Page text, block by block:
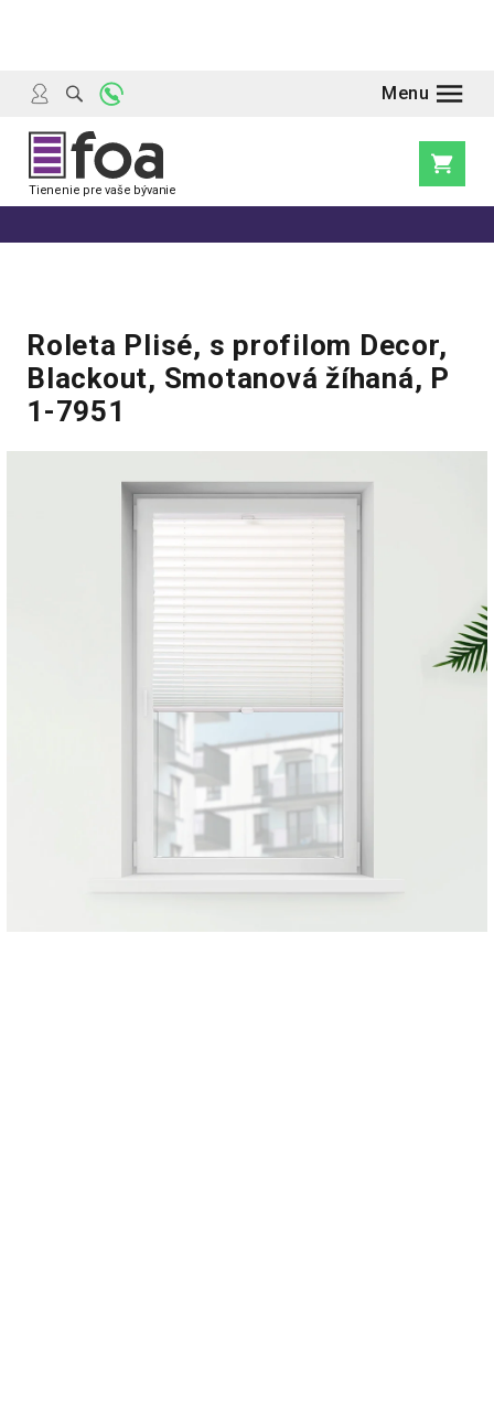
Roleta Plisé, s profilom Decor,
Blackout, Smotanová žíhaná, P
1-7951